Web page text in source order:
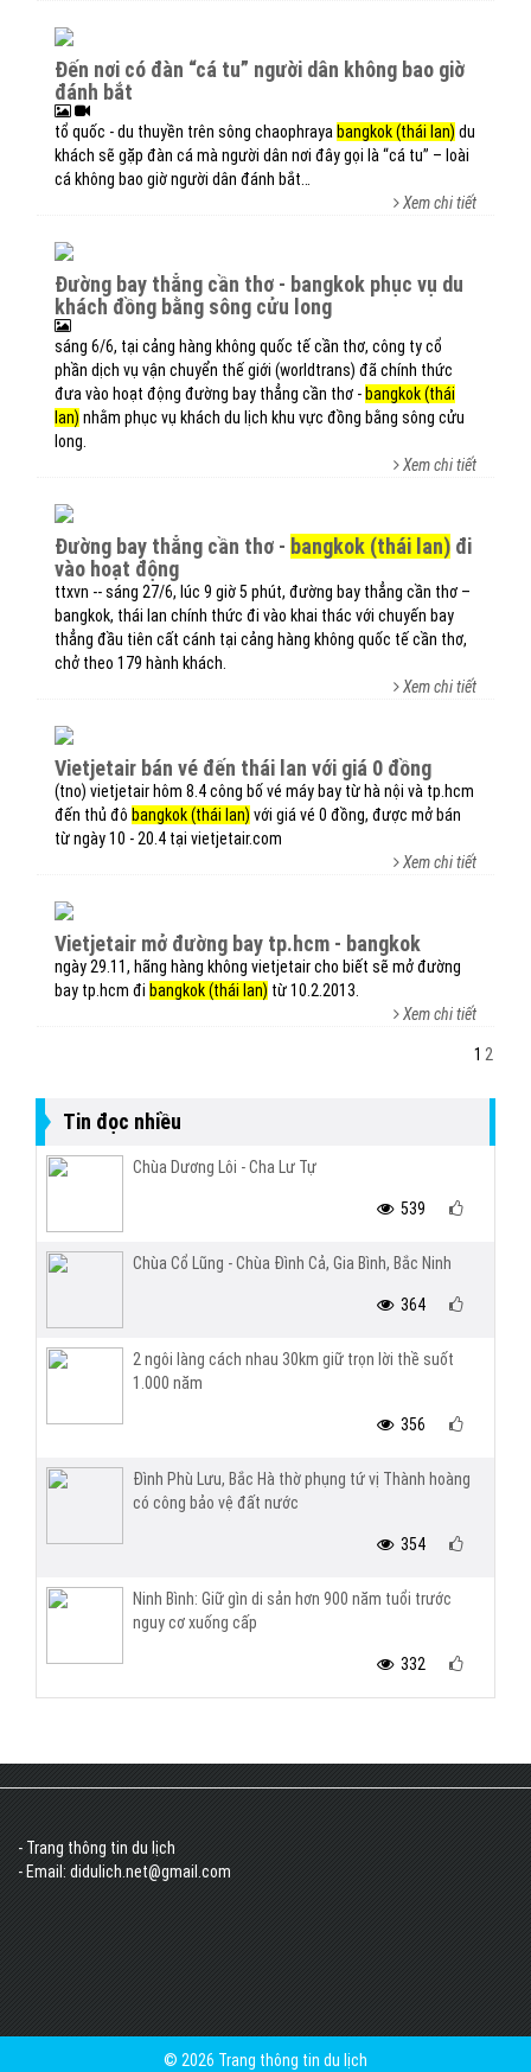
đến nơi có đàn “cá tu” người dân không bao giờ
đánh bắt
tổ quốc - du thuyền trên sông chaophraya bangkok (thái lan) du
khách sẽ gặp đàn cá mà người dân nơi đây gọi là “cá tu” – loài
cá không bao giờ người dân đánh bắt…
Xem chi tiết
đường bay thẳng cần thơ - bangkok phục vụ du
khách đồng bằng sông cửu long
sáng 6/6, tại cảng hàng không quốc tế cần thơ, công ty cổ
phần dịch vụ vận chuyển thế giới (worldtrans) đã chính thức
đưa vào hoạt động đường bay thẳng cần thơ - bangkok (thái
lan) nhằm phục vụ khách du lịch khu vực đồng bằng sông cửu
long.
Xem chi tiết
đường bay thẳng cần thơ - bangkok (thái lan) đi
vào hoạt động
ttxvn -- sáng 27/6, lúc 9 giờ 5 phút, đường bay thẳng cần thơ –
bangkok, thái lan chính thức đi vào khai thác với chuyến bay
thẳng đầu tiên cất cánh tại cảng hàng không quốc tế cần thơ,
chở theo 179 hành khách.
Xem chi tiết
vietjetair bán vé đến thái lan với giá 0 đồng
(tno) vietjetair hôm 8.4 công bố vé máy bay từ hà nội và tp.hcm
đến thủ đô bangkok (thái lan) với giá vé 0 đồng, được mở bán
từ ngày 10 - 20.4 tại vietjetair.com
Xem chi tiết
vietjetair mở đường bay tp.hcm - bangkok
ngày 29.11, hãng hàng không vietjetair cho biết sẽ mở đường
bay tp.hcm đi bangkok (thái lan) từ 10.2.2013.
Xem chi tiết
1 2
Tin đọc nhiều
Chùa Dương Lôi - Cha Lư Tự
539
Chùa Cổ Lũng - Chùa Đình Cả, Gia Bình, Bắc Ninh
364
2 ngôi làng cách nhau 30km giữ trọn lời thề suốt
1.000 năm
356
Đình Phù Lưu, Bắc Hà thờ phụng tứ vị Thành hoàng
có công bảo vệ đất nước
354
Ninh Bình: Giữ gìn di sản hơn 900 năm tuổi trước
nguy cơ xuống cấp
332
- Trang thông tin du lịch
- Email: didulich.net@gmail.com
© 2026 Trang thông tin du lịch